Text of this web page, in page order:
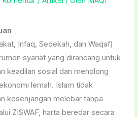
Infaq, Sedekah, dan Waqaf)
syariat yang dirancang untuk
keadilan sosial dan menolong
lemah. Islam tidak
kesenjangan melebar tanpa
ZISWAF, harta beredar secara